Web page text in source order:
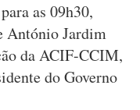
as 09h30,
António Jardim
da ACIF-CCIM,
do Governo